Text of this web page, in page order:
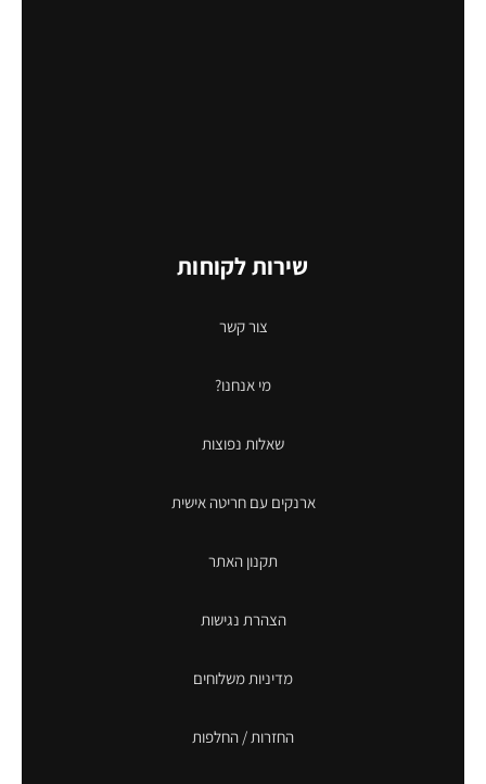
שירות לקוחות
צור קשר
מי אנחנו?
שאלות נפוצות
ארנקים עם חריטה אישית
תקנון האתר
הצהרת נגישות
מדיניות משלוחים
החזרות / החלפות